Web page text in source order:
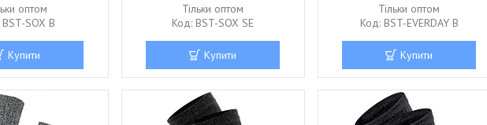
оптом
BST-SOX B
Купити
Тільки оптом
BST-SOX SE
Купити
Тільки оптом
BST-EVERDAY B
Купити